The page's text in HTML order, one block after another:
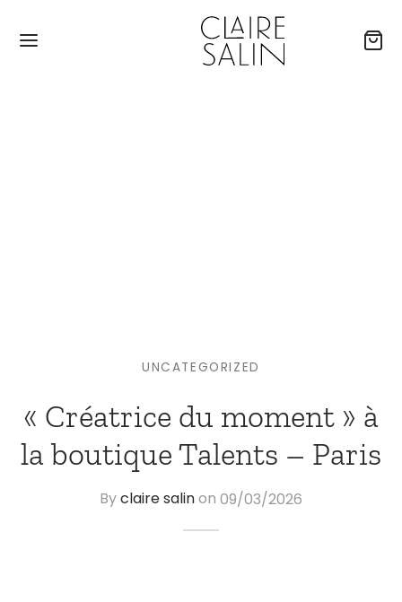
UNCATEGORIZED
« Créatrice du moment » à
la boutique Talents – Paris
Byclaire salinon 09/03/2026